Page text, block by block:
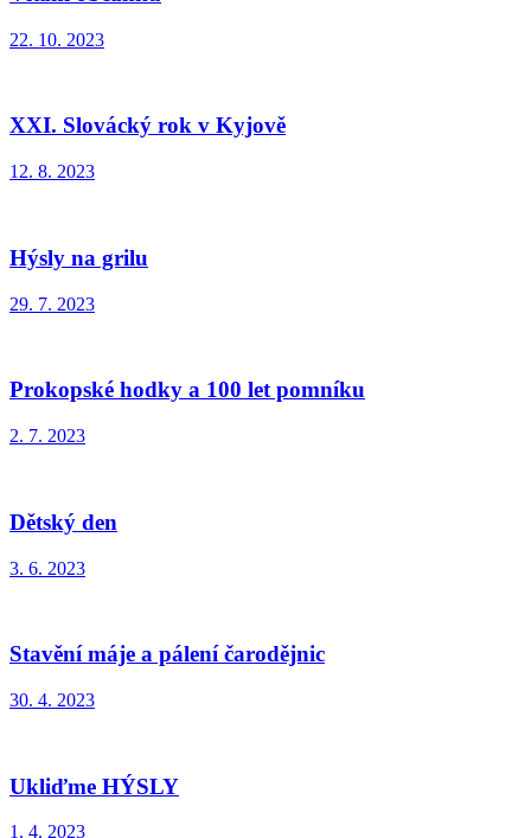
22. 10. 2023
XXI. Slovácký rok v Kyjově
12. 8. 2023
Hýsly na grilu
29. 7. 2023
Prokopské hodky a 100 let pomníku
2. 7. 2023
Dětský den
3. 6. 2023
Stavění máje a pálení čarodějnic
30. 4. 2023
Ukliďme HÝSLY
1. 4. 2023